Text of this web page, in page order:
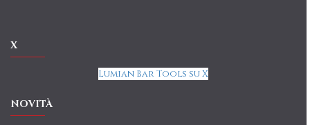
X
Lumian Bar Tools su X
NOVITÀ